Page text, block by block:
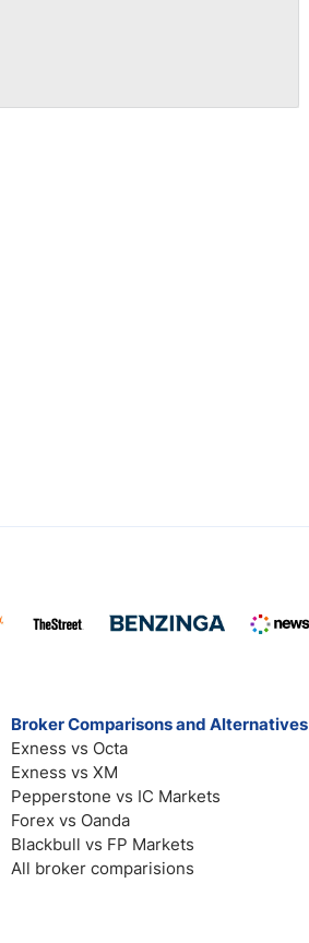
Broker Comparisons and Alternatives
Exness vs Octa
Exness vs XM
Pepperstone vs IC Markets
Forex vs Oanda
Blackbull vs FP Markets
All broker comparisions